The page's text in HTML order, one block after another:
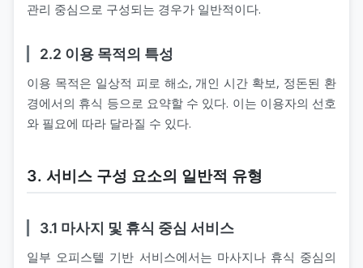
관리 중심으로 구성되는 경우가 일반적이다.
2.2 이용 목적의 특성
이용 목적은 일상적 피로 해소, 개인 시간 확보, 정돈된 환
경에서의 휴식 등으로 요약할 수 있다. 이는 이용자의 선호
와 필요에 따라 달라질 수 있다.
3. 서비스 구성 요소의 일반적 유형
3.1 마사지 및 휴식 중심 서비스
일부 오피스텔 기반 서비스에서는 마사지나 휴식 중심의